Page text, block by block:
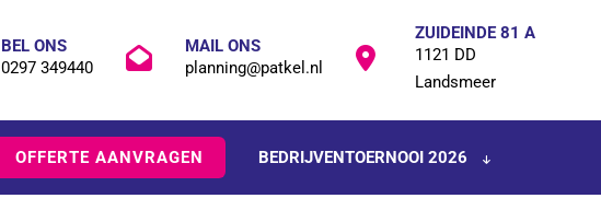
BEL ONS
0297 349440
MAIL ONS
planning@patkel.nl
ZUIDEINDE 81 A
1121 DD
Landsmeer
OFFERTE AANVRAGEN BEDRIJVENTOERNOOI 2026